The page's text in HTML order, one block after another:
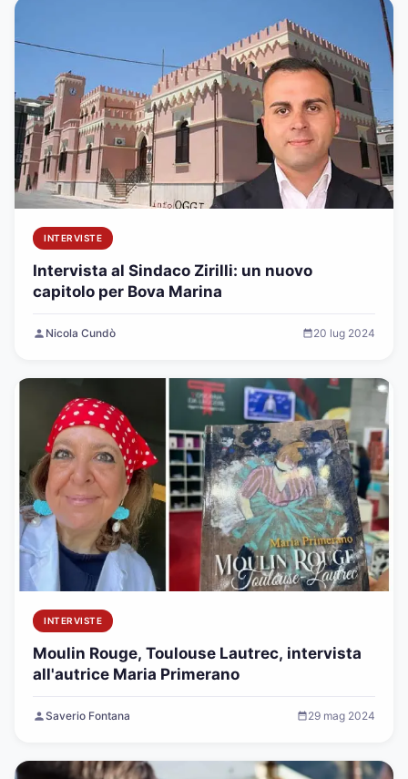
INTERVISTE
Intervista al Sindaco Zirilli: un nuovo
capitolo per Bova Marina
Nicola Cundò 20 lug 2024
INTERVISTE
Moulin Rouge, Toulouse Lautrec, intervista
all'autrice Maria Primerano
Saverio Fontana 29 mag 2024